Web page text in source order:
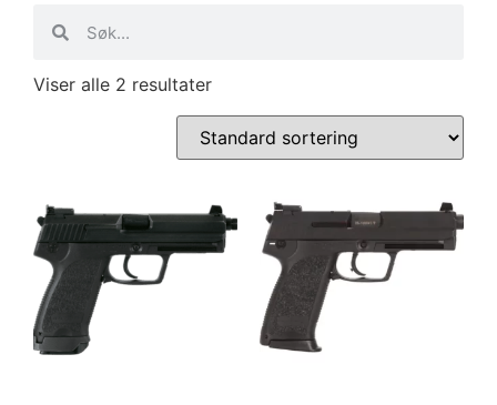
Viser alle 2 resultater